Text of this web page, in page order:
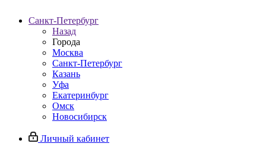
Санкт-Петербург
Назад
Города
Москва
Санкт-Петербург
Казань
Уфа
Екатеринбург
Омск
Новосибирск
Личный кабинет